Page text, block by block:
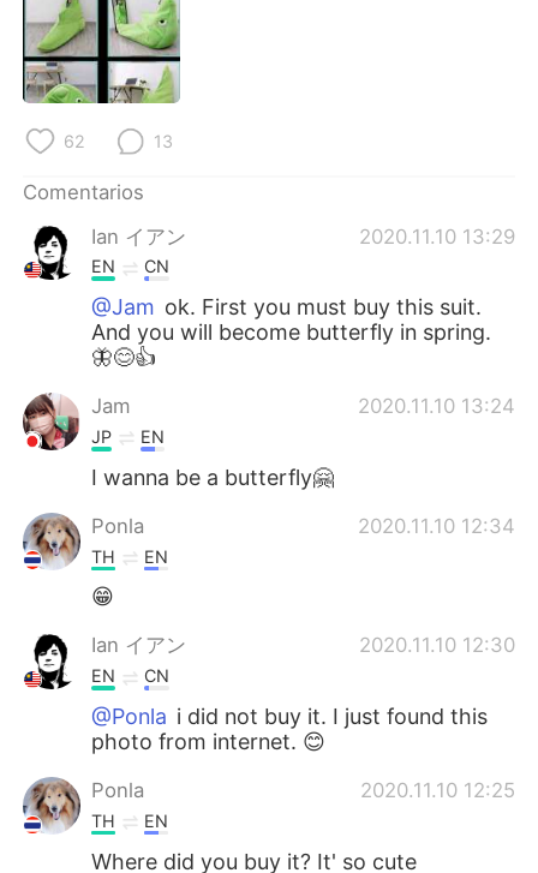
繁體中文
Français
Русский
Indonesia
Türkçe Tiếng Việt
Português
62 13
Comentarios
Ian イアン
2020.11.10 13:29
EN CN
@Jam ok. First you must buy this suit.
And you will become butterfly in spring.
🦋😊👍
Jam 2020.11.10 13:24
JP EN
I wanna be a butterfly🤗
Ponla 2020.11.10 12:34
TH EN
😁
Ian イアン 2020.11.10 12:30
EN CN
@Ponla i did not buy it. I just found this
photo from internet. 😊
Ponla 2020.11.10 12:25
TH EN
Where did you buy it? It' so cute